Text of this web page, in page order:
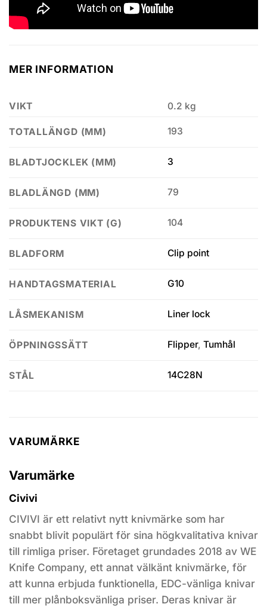
MER INFORMATION
VIKT 0.2 kg
TOTALLÄNGD (MM) 193
BLADTJOCKLEK (MM) 3
BLADLÄNGD (MM) 79
PRODUKTENS VIKT (G) 104
BLADFORM Clip point
HANDTAGSMATERIAL G10
LÅSMEKANISM Liner lock
ÖPPNINGSSÄTT Flipper, Tumhål
STÅL 14C28N
VARUMÄRKE
Varumärke
Civivi
CIVIVI är ett relativt nytt knivmärke som har
snabbt blivit populärt för sina högkvalitativa knivar
till rimliga priser. Företaget grundades 2018 av WE
Knife Company, ett annat välkänt knivmärke, för
att kunna erbjuda funktionella, EDC-vänliga knivar
till mer plånboksvänliga priser. Deras knivar är